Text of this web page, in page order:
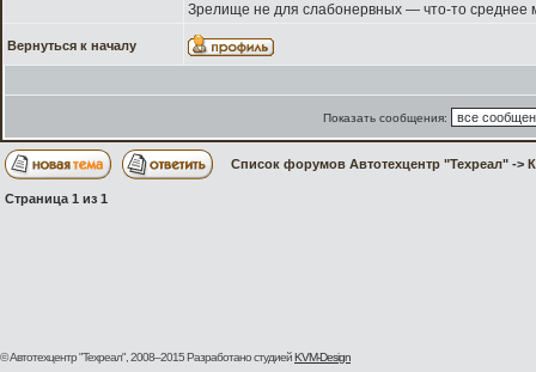
Зрелище не для слабонервных — что-то среднее
Вернуться к началу
Показать сообщения:
Список форумов Автотехцентр "Техреал" ->
Страница 1 из 1
© Автотехцентр "Техреал", 2008–2015Разработано студиейKVM-Design